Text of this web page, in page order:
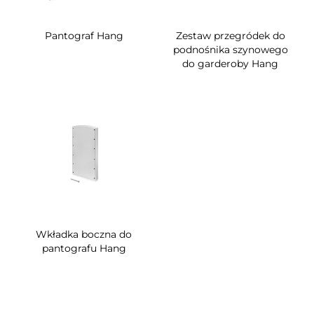
Pantograf Hang
Zestaw przegródek do
podnośnika szynowego
do garderoby Hang
Wkładka boczna do
pantografu Hang